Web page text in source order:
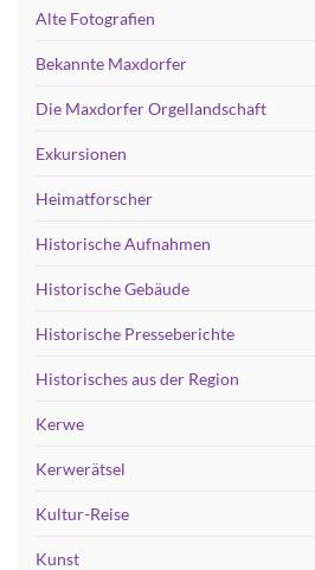
Alte Fotografien
Bekannte Maxdorfer
Die Maxdorfer Orgellandschaft
Exkursionen
Heimatforscher
Historische Aufnahmen
Historische Gebäude
Historische Presseberichte
Historisches aus der Region
Kerwe
Kerwerätsel
Kultur-Reise
Kunst